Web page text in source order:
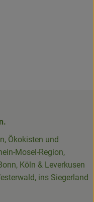
Ökokisten und
Mosel-Region,
Köln & Leverkusen
ins Siegerland